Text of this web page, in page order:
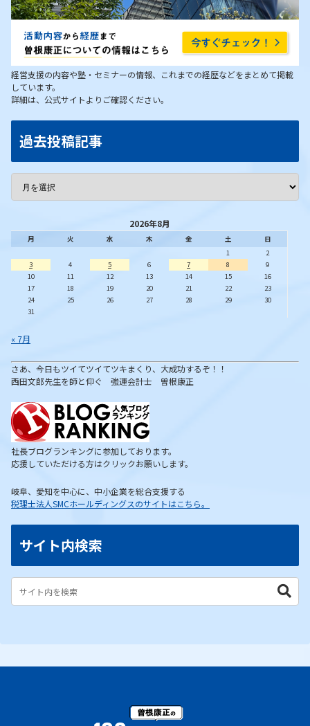
経営支援の内容や塾・セミナーの情報、これまでの経歴などをまとめて掲載
しています。
詳細は、公式サイトよりご確認ください。
過去投稿記事
2026年8月
月 火 水 木 金 土
日
1
2
3
4 5 6 7 8
9
10
11 12 13 14 15
16
17
18 19 20 21 22
23
24
25 26 27 28 29
30
31
« 7月
さあ、今日もツイてツイてツキまくり、大成功するぞ！！
西田文郎先生を師と仰ぐ 強運会計士 曽根康正
社長ブログランキングに参加しております。
応援していただける方はクリックお願いします。
岐阜、愛知を中心に、中小企業を総合支援する
税理士法人SMCホールディングスのサイトはこちら。
サイト内検索